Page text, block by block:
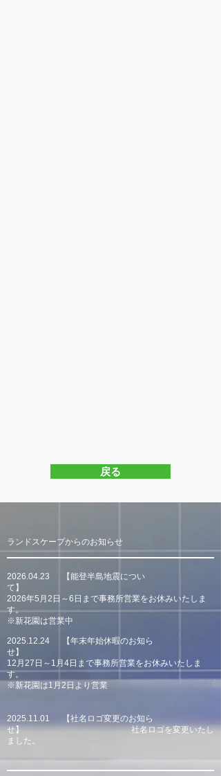
戻る
​ランドスケープからのお知らせ
2026.04.23 【能登半島地震につい
て 】
2026年5月2日～6日まで事務所営業をお休みいたしま
す。
​※新花園は営業中
2025.12.24 【年末年始休暇のお知ら
せ】
12月27日～1月4日まで事務所営業をお休みいたしま
す。
​※新花園は1月2日より営業
2025.11.01 【社名ロゴ変更のお知ら
せ】社名ロゴを変更いたし
ました。